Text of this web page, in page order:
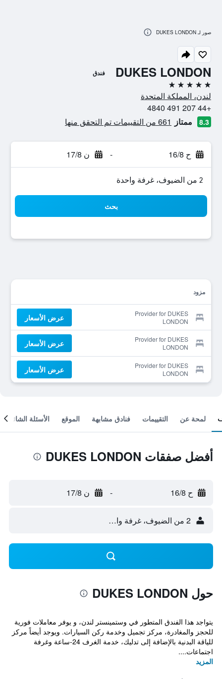
DUKES LONDON فندق
5 نجوم
لندن، المملكة المتحدة
+44 207 491 4840
8.3 ممتاز 661 من التقييمات تم التحقق منها
ح 16/8 - ن 17/8
2 من الضيوف، غرفة واحدة
بحث
مزود
Provider for DUKES
LONDON
عرض الأسعار
Provider for DUKES
LONDON
عرض الأسعار
Provider for DUKES
LONDON
عرض الأسعار
صور لـ DUKES LONDON
لمحة عن التقييمات فنادق مشابهة الموقع الأسئلة الشائعة
أفضل صفقات DUKES LONDON
ح 16/8 - ن 17/8
2 من الضيوف، غرفة واحدة
حول DUKES LONDON
يتواجد هذا الفندق المتطور في وستمينستر لندن، و يوفر معاملات فورية
للحجز والمغادرة، مركز تجميل وخدمة ركن السيارات. ويوجد أيضاً مركز
للياقة البدنية بالإضافة إلى تدليك، خدمة الغرف 24-ساعة وغرفة
اجتماعات....
المزيد